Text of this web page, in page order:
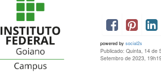
powered by social2s
Publicado: Quinta, 14 de
Setembro de 2023,